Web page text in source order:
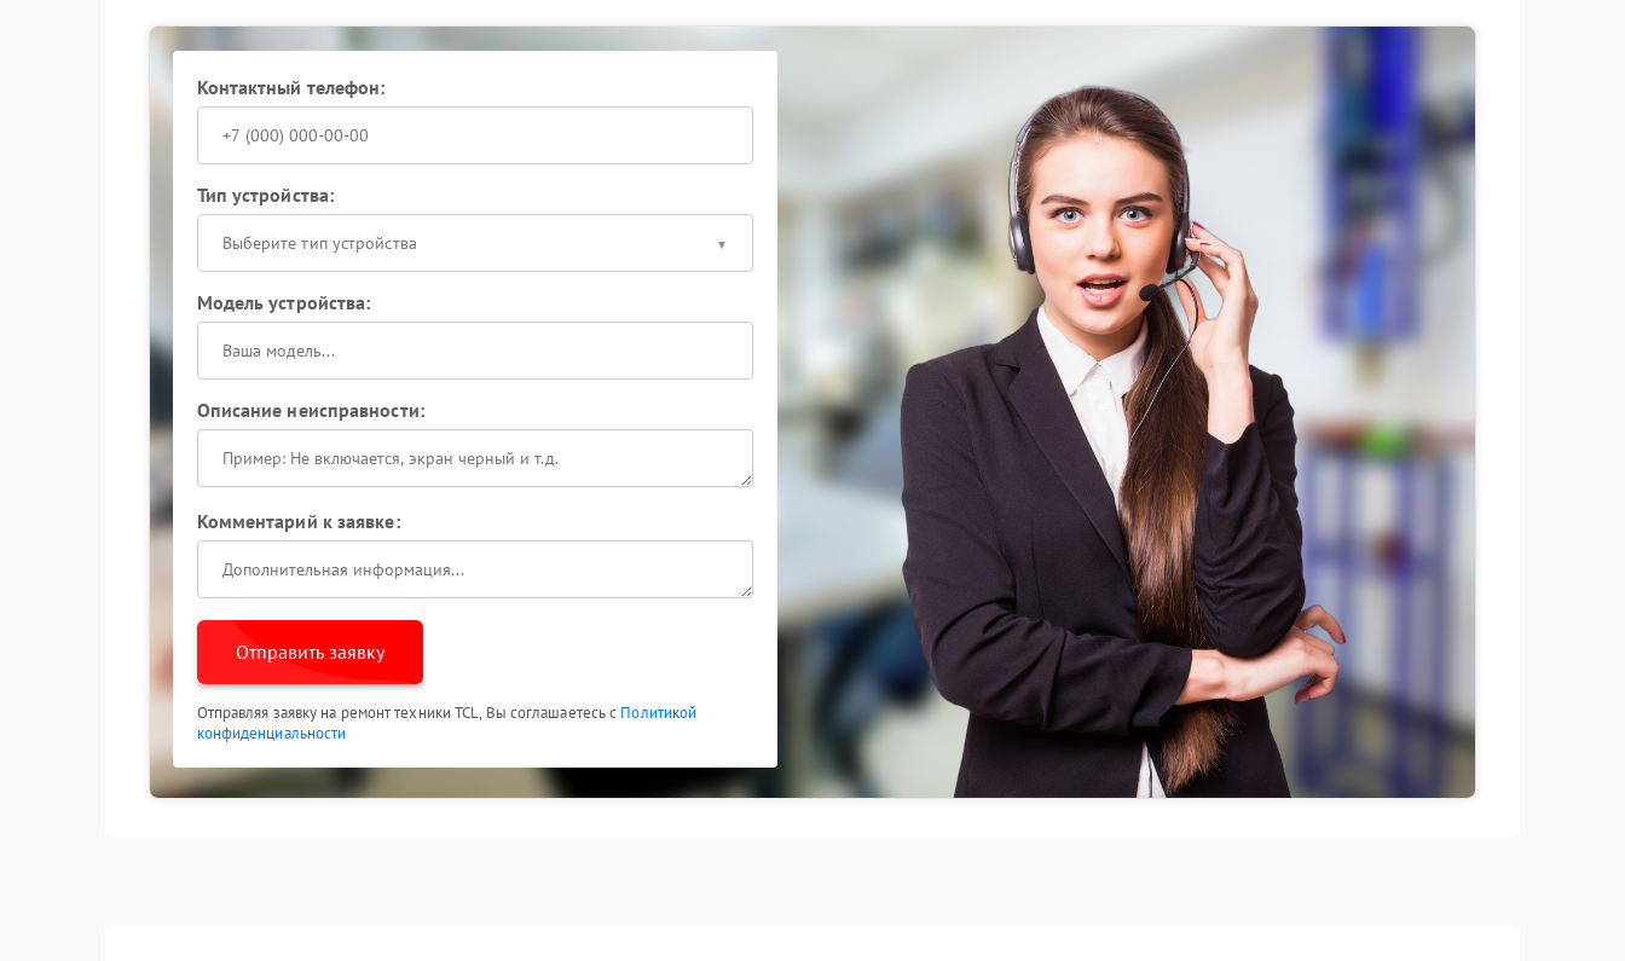
Контактный телефон:
Тип устройства:
Выберите тип устройства
Модель устройства:
Описание неисправности:
Комментарий к заявке:
Отправить заявку
Отправляя заявку на ремонт техники TCL, Вы соглашаетесь с Политикой
конфиденциальности